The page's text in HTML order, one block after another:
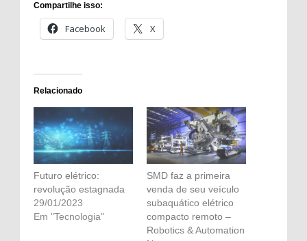
Compartilhe isso:
Facebook X
Relacionado
Futuro elétrico:
revolução estagnada
29/01/2023
Em "Tecnologia"
SMD faz a primeira
venda de seu veículo
subaquático elétrico
compacto remoto –
Robotics & Automation